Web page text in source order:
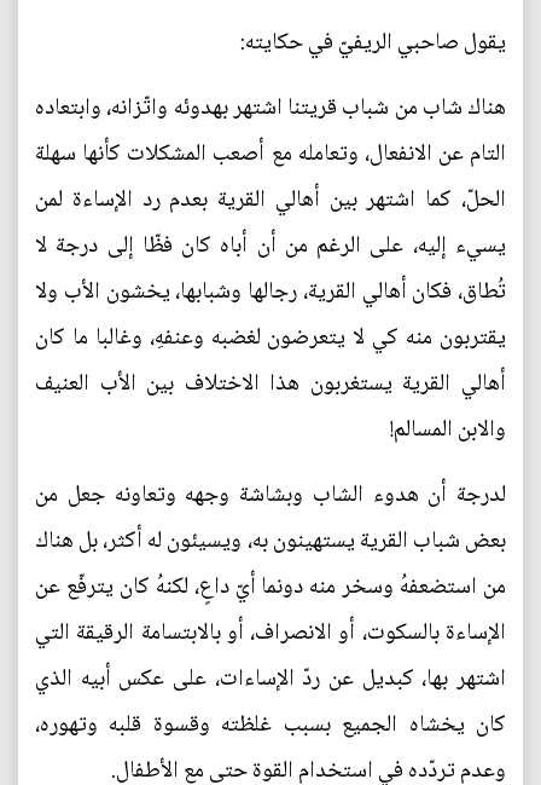
يقول صاحبي الريفيّ في حكايته:
هناك شاب من شباب قريتنا اشتهر بهدوئه واتّزانه، وابتعاده
التام عن الانفعال، وتعامله مع أصعب المشكلات كأنها سهلة
الحلّ، كما اشتهر بين أهالي القرية بعدم رد الإساءة لمن
يسيء إليه، على الرغم من أن أباه كان فظّا إلى درجة لا
تُطاق، فكان أهالي القرية، رجالها وشبابها، يخشون الأب ولا
يقتربون منه كي لا يتعرضون لغضبه وعنفهِ، وغالبا ما كان
أهالي القرية يستغربون هذا الاختلاف بين الأب العنيف
والابن المسالم!
لدرجة أن هدوء الشاب وبشاشة وجهه وتعاونه جعل من
بعض شباب القرية يستهينون به، ويسيئون له أكثر، بل هناك
من استضعفهُ وسخر منه دونما أيّ داعٍ، لكنهُ كان يترفّع عن
الإساءة بالسكوت، أو الانصراف، أو بالابتسامة الرقيقة التي
اشتهر بها، كبديل عن ردّ الإساءات، على عكس أبيه الذي
كان يخشاه الجميع بسبب غلظته وقسوة قلبه وتهوره،
وعدم تردّده في استخدام القوة حتى مع الأطفال.